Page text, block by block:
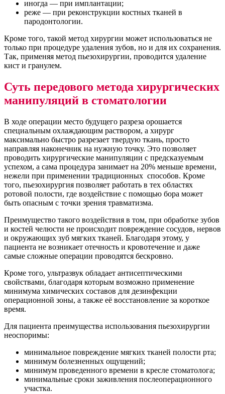
иногда — при имплантации;
реже — при реконструкции костных тканей в
пародонтологии.
Кроме того, такой метод хирургии может использоваться не
только при процедуре удаления зубов, но и для их сохранения.
Так, применяя метод пьезохирургии, проводится удаление
кист и гранулем.
Суть передового метода хирургических
манипуляций в стоматологии
В ходе операции место будущего разреза орошается
специальным охлаждающим раствором, а хирург
максимально быстро разрезает твердую ткань, просто
направляя наконечник на нужную точку. Это позволяет
проводить хирургические манипуляции с предсказуемым
успехом, а сама процедура занимает на 20% меньше времени,
нежели при применении традиционных способов. Кроме
того, пьезохирургия позволяет работать в тех областях
ротовой полости, где воздействие с помощью бора может
быть опасным с точки зрения травматизма.
Преимущество такого воздействия в том, при обработке зубов
и костей челюсти не происходит повреждение сосудов, нервов
и окружающих зуб мягких тканей. Благодаря этому, у
пациента не возникает отечность и кровотечение и даже
самые сложные операции проводятся бескровно.
Кроме того, ультразвук обладает антисептическими
свойствами, благодаря которым возможно применение
минимума химических составов для дезинфекции
операционной зоны, а также её восстановление за короткое
время.
Для пациента преимущества использования пьезохирургии
неоспоримы:
минимальное повреждение мягких тканей полости рта;
минимум болезненных ощущений;
минимум проведенного времени в кресле стоматолога;
минимальные сроки заживления послеоперационного
участка.